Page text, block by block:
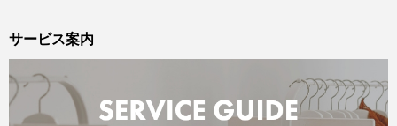
サービス案内